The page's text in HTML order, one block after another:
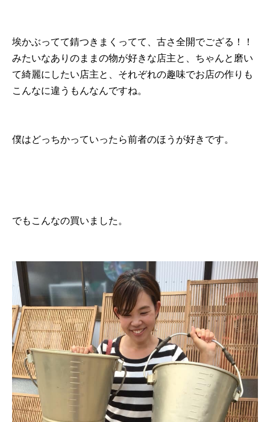
埃かぶってて錆つきまくってて、古さ全開でござる！！
みたいなありのままの物が好きな店主と、ちゃんと磨い
て綺麗にしたい店主と、それぞれの趣味でお店の作りも
こんなに違うもんなんですね。
僕はどっちかっていったら前者のほうが好きです。
でもこんなの買いました。